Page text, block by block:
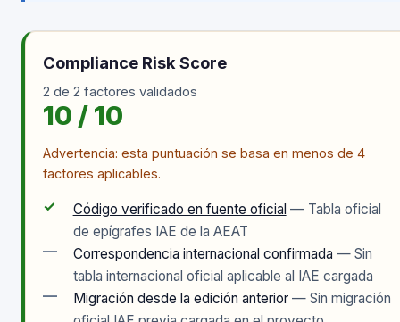
Compliance Risk Score
2 de 2 factores validados
10 / 10
Advertencia: esta puntuación se basa en menos de 4
factores aplicables.
✓ Código verificado en fuente oficial — Tabla oficial
de epígrafes IAE de la AEAT
— Correspondencia internacional confirmada — Sin
tabla internacional oficial aplicable al IAE cargada
— Migración desde la edición anterior — Sin migración